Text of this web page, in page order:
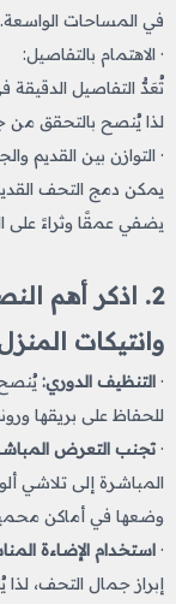
في المساحات الواسعة.
· الاهتمام بالتفاصيل:
تُعَدُّ التفاصيل الدقيقة
لذا يُنصح بالتحقق من
· التوازن بين القديم
يمكن دمج التحف
يضفي عمقًا وثراءً على
2. اذكر أهم
وانتيكات​
· التنظيف الدوري:
للحفاظ على بريقها
· تجنب التعرض
المباشرة إلى تلاشي
وضعها في أماكن
· استخدام الإضاءة
إبراز جمال التحف،